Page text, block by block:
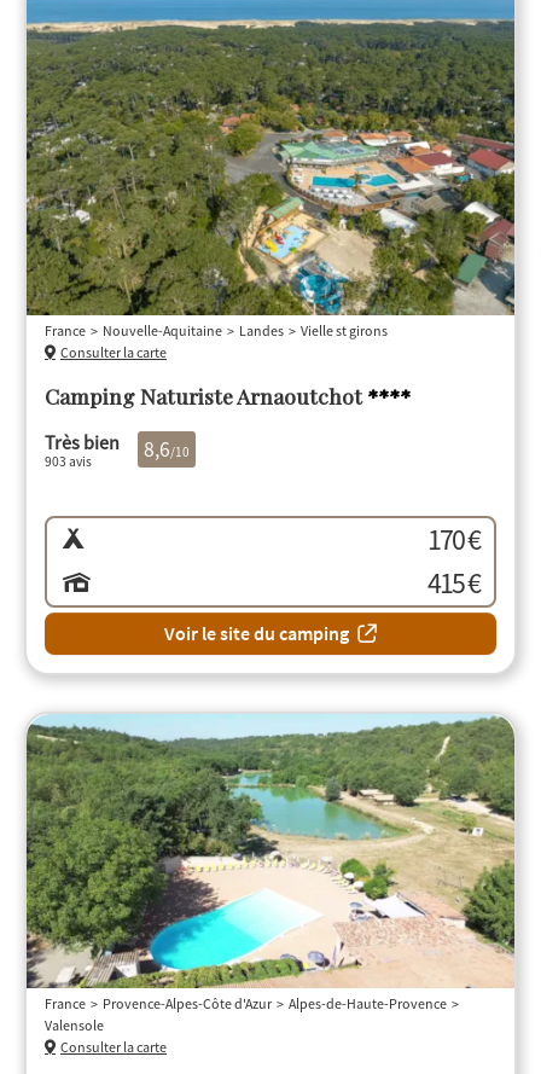
Camping Naturiste Arnaoutchot****
France Nouvelle-Aquitaine Landes
Vielle st girons
Consulter la carte
Très bien
903 avis 8,6/10
170 €
415 €
Voir le site du camping
France Provence-Alpes-Côte d'Azur
Alpes-de-Haute-Provence
Valensole
Consulter la carte